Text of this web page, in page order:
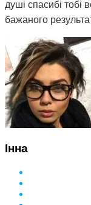
душі спасибі тобі
бажаного
Інна